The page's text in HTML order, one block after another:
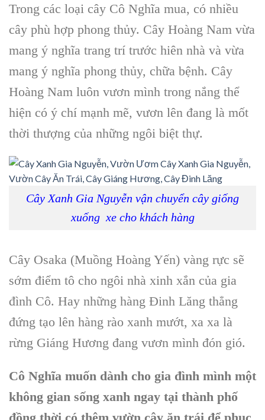
Trong các loại cây Cô Nghĩa mua, có nhiều
cây phù hợp phong thủy. Cây Hoàng Nam vừa
mang ý nghĩa trang trí trước hiên nhà và vừa
mang ý nghĩa phong thủy, chữa bệnh. Cây
Hoàng Nam luôn vươn mình trong nắng thể
hiện có ý chí mạnh mẽ, vươn lên đang là mốt
thời thượng của những ngôi biệt thự.
Cây Xanh Gia Nguyễn vận chuyển cây giống
xuống xe cho khách hàng
Cây Osaka (Muồng Hoàng Yến) vàng rực sẽ
sớm điểm tô cho ngôi nhà xinh xắn của gia
đình Cô. Hay những hàng Đinh Lăng thẳng
đứng tạo lên hàng rào xanh mướt, xa xa là
rừng Giáng Hương đang vươn mình đón gió.
Cô Nghĩa muốn dành cho gia đình mình một
không gian sống xanh ngay tại thành phố